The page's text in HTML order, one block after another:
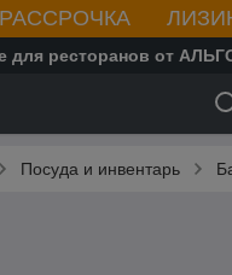
РАССРОЧКА
для ресторанов от
Посуда и инвентарь